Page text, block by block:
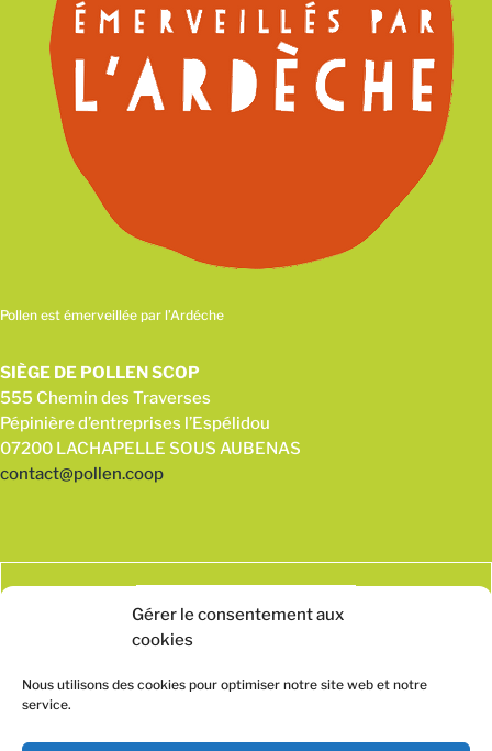
Gérer le consentement aux
cookies
Nous utilisons des cookies pour optimiser notre site web et notre
service.
Pollen est émerveillée par l’Ardéche
SIÈGE DE POLLEN SCOP
555 Chemin des Traverses
Pépinière d’entreprises l’Espélidou
07200 LACHAPELLE SOUS AUBENAS
contact@pollen.coop